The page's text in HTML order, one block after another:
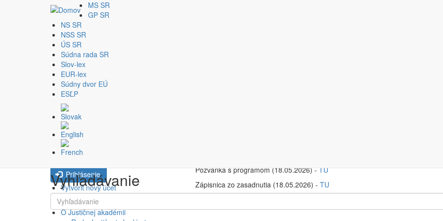
Skočiť na hlavný obsah
MS SR
GP SR
NS SR
NSS SR
ÚS SR
Súdna rada SR
Slov-lex
EUR-lex
Súdny dvor EÚ
ESĽP
Vyhľadávanie
Vyhľadávanie
Prihlásenie
Meno
Heslo
Nedá sa Vám prihlásiť / zabudli ste
Prihlásenie
Vytvoriť nový účet
Obnovenie hesla
O Justičnej akadémii
Pozvánka s programom (18.05.2026) -TU
Zápisnica zo zasadnutia (18.05.2026) - TU